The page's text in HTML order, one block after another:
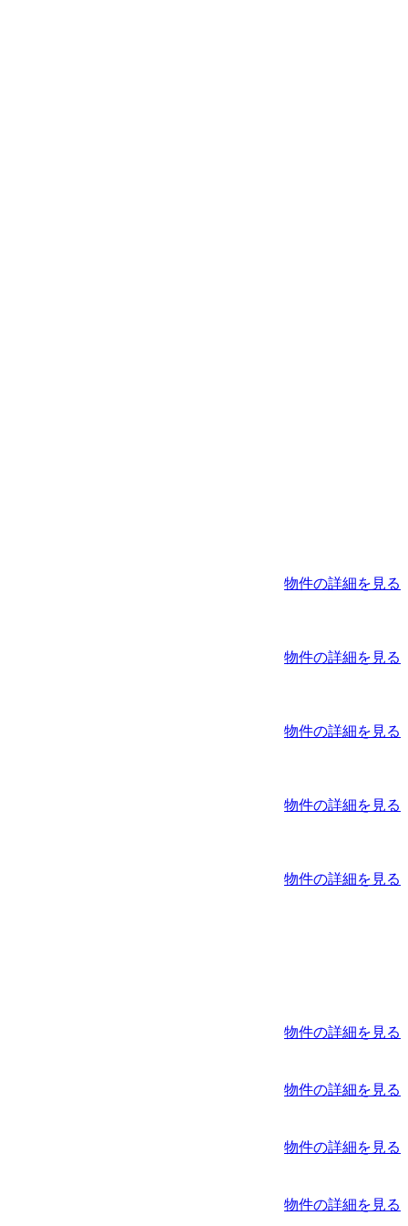
物件の詳細を見る
物件の詳細を見る
物件の詳細を見る
物件の詳細を見る
物件の詳細を見る
物件の詳細を見る
物件の詳細を見る
物件の詳細を見る
物件の詳細を見る